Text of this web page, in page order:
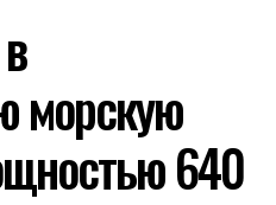
морскую
640